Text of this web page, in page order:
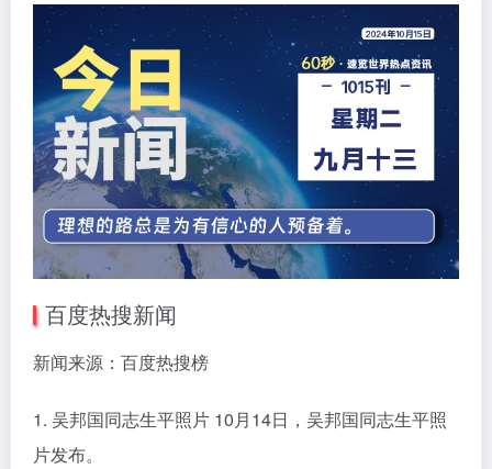
百度热搜新闻
新闻来源：百度热搜榜
1. 吴邦国同志生平照片 10月14日，吴邦国同志生平照
片发布。